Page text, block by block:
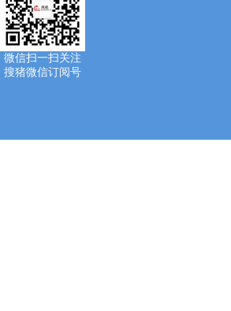
微信扫一扫关注
搜猪微信订阅号